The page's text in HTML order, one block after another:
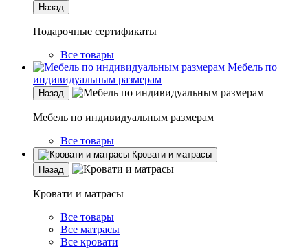
Назад
Подарочные сертификаты
Все товары
Мебель по
индивидуальным размерам
Назад
Мебель по индивидуальным размерам
Все товары
Кровати и матрасы
Назад
Кровати и матрасы
Все товары
Все матрасы
Все кровати